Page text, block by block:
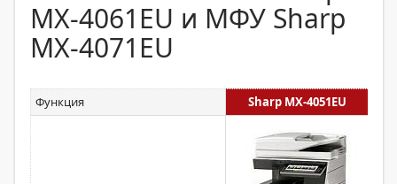
MX-4061EU и МФУ Sharp
MX-4071EU
Функция Sharp MX-4051EU